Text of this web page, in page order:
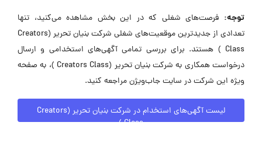
توجه: فرصت‌های شغلی که در این بخش مشاهده می‌کنید، تنها
تعدادی از جدیدترین موقعیت‌های شغلی شرکت بنیان تحریر (Creators
Class ) هستند. برای بررسی تمامی آگهی‌های استخدامی و ارسال
درخواست همکاری به شرکت بنیان تحریر (Creators Class )، به صفحه
ویژه این شرکت در سایت جاب‌ویژن مراجعه کنید.
لیست آگهی‌های استخدام در شرکت بنیان تحریر (Creators
Class )